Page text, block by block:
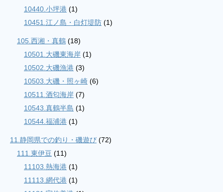
10440.小坪港 (1)
10451.江ノ島・白灯堤防 (1)
105.西湘・真鶴 (18)
10501.大磯東海岸 (1)
10502.大磯漁港 (3)
10503.大磯・照ヶ崎 (6)
10511.酒匂海岸 (7)
10543.真鶴半島 (1)
10544.福浦港 (1)
11.静岡県での釣り・磯遊び (72)
111.東伊豆 (11)
11103.熱海港 (1)
11113.網代港 (1)